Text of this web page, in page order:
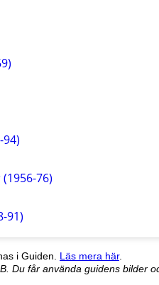
76)
91)
i Guiden. Läs mera här.
Du får använda guidens bilder